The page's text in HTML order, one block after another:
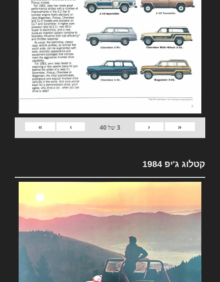
«
‹
3של40
›
»
קטלוג ג'יפ 1984